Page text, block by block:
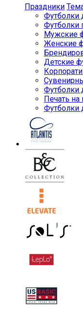
Праздники
Футболки
Футболки
Мужские
Женские
Детские
Футболки
Печать на
Футболки